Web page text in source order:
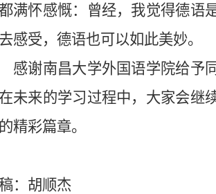
满怀感慨：曾经，我觉得德语
感受，德语也可以如此美妙。
感谢南昌大学外国语学院给予
未来的学习过程中，大家会继
精彩篇章。
： 胡顺杰